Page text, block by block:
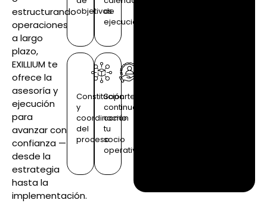
estructurando
operaciones
a largo
plazo,
EXILLIUM te
ofrece la
asesoría y
ejecución
para
avanzar con
confianza —
desde la
estrategia
hasta la
implementación.
objetivos
de
ejecución
Constitución
y
coordinación
del
proceso
Soporte
continuo
como
tu
socio
operativo